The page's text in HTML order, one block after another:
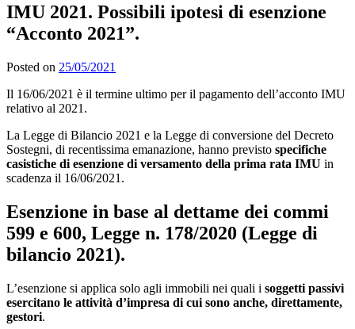
IMU 2021. Possibili ipotesi di esenzione
“Acconto 2021”.
Posted on 25/05/2021
Il 16/06/2021 è il termine ultimo per il pagamento dell’acconto IMU
relativo al 2021.
La Legge di Bilancio 2021 e la Legge di conversione del Decreto
Sostegni, di recentissima emanazione, hanno previsto specifiche
casistiche di esenzione di versamento della prima rata IMU in
scadenza il 16/06/2021.
Esenzione in base al dettame dei commi
599 e 600, Legge n. 178/2020 (Legge di
bilancio 2021).
L’esenzione si applica solo agli immobili nei quali i soggetti passivi
esercitano le attività d’impresa di cui sono anche, direttamente,
gestori.